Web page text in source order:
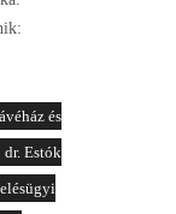
és
dr. Estók